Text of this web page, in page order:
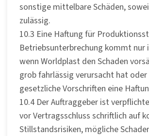
sonstige mittelbare Schäden,
zulässig.
10.3 Eine Haftung für
Betriebsunterbrechung kommt nur
wenn Worldplast den Schaden
grob fahrlässig verursacht hat
gesetzliche Vorschriften eine
10.4 Der Auftraggeber ist
vor Vertragsschluss schriftlich auf
Stillstandsrisiken, mögliche